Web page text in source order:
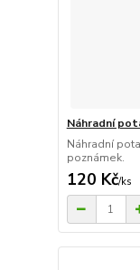
Náhradní
Náhradní
poznámek.
120 Kč/ks